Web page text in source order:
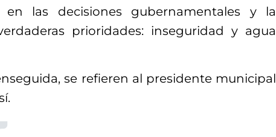
en las decisiones gubernamentales y la
prioridades: inseguridad y agua
se refieren al presidente municipal